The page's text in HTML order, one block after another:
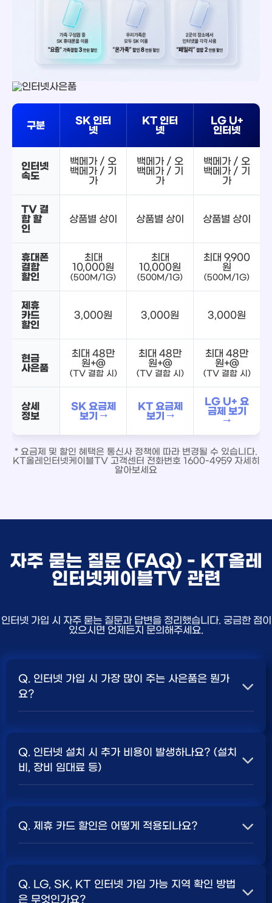
구분
SK 인터
넷
KT 인터
넷
LG U+
인터넷
인터넷
속도
백메가 / 오
백메가 / 기
가
백메가 / 오
백메가 / 기
가
백메가 / 오
백메가 / 기
가
TV 결
합 할
인
상품별 상이 상품별 상이 상품별 상이
휴대폰
결합
할인
최대
10,000원
(500M/1G)
최대
10,000원
(500M/1G)
최대 9,900
원
(500M/1G)
제휴
카드
할인
3,000원 3,000원 3,000원
현금
사은품
최대 48만
원+@
(TV 결합 시)
최대 48만
원+@
(TV 결합 시)
최대 48만
원+@
(TV 결합 시)
상세
정보
SK 요금제
보기 →
KT 요금제
보기 →
LG U+ 요
금제 보기
→
* 요금제 및 할인 혜택은 통신사 정책에 따라 변경될 수 있습니다.
KT올레인터넷케이블TV 고객센터 전화번호 1600-4959 자세히
알아보세요
자주 묻는 질문 (FAQ) - KT올레
인터넷케이블TV 관련
인터넷 가입 시 자주 묻는 질문과 답변을 정리했습니다. 궁금한 점이
있으시면 언제든지 문의해주세요.
Q. 인터넷 가입 시 가장 많이 주는 사은품은 뭔가
요?
보통 500Mbps 또는 1Gbps 인터넷을 TV와 결합하여
가입할 때현금 사은품
세요.
Q. 인터넷 설치 시 추가 비용이 발생하나요? (설치
비, 장비 임대료 등)
청구되는 경우가 많습니다. 다만, 인터넷 상품 및 프로모션
책 확인 필수.
Q. 제휴 카드 할인은 어떻게 적용되나요?
에서 일정 금액이 할인됩니다. 할인 금액과 조건은 카드사
Q. LG, SK, KT 인터넷 가입 가능 지역 확인 방법
은 무엇인가요?